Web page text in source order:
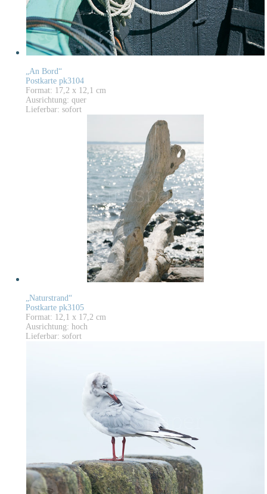
„An Bord“
Postkarte pk3104
Format: 17,2 x 12,1 cm
Ausrichtung: quer
Lieferbar: sofort
„Naturstrand“
Postkarte pk3105
Format: 12,1 x 17,2 cm
Ausrichtung: hoch
Lieferbar: sofort